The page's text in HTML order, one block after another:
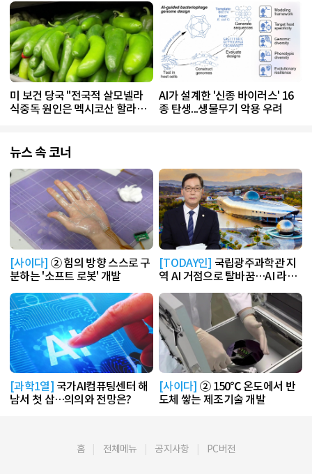
미 보건 당국 "전국적 살모넬라
식중독 원인은 멕시코산 할라피
AI가 설계한 '신종 바이러스' 16
종 탄생...생물무기 악용 우려
뉴스 속 코너
[사이다] ② 힘의 방향 스스로 구
분하는 '소프트 로봇' 개발
[TODAY인] 국립광주과학관 지
역 AI 거점으로 탈바꿈…AI 라운
[과학1열] 국가AI컴퓨팅센터 해
남서 첫 삽…의의와 전망은?
[사이다] ② 150℃ 온도에서 반
도체 쌓는 제조기술 개발
홈 전체메뉴 공지사항 PC버전